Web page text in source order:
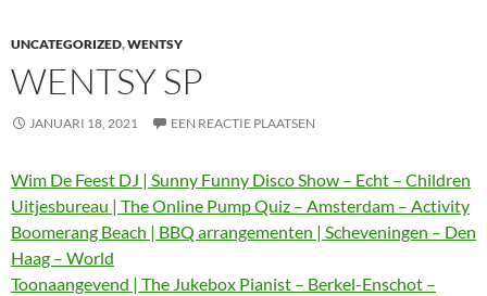
UNCATEGORIZED,WENTSY
WENTSY SP
JANUARI 18, 2021 EEN REACTIE PLAATSEN
Wim De Feest DJ | Sunny Funny Disco Show – Echt – Children
Uitjesbureau | The Online Pump Quiz – Amsterdam – Activity
Boomerang Beach | BBQ arrangementen | Scheveningen – Den
Haag – World
Toonaangevend | The Jukebox Pianist – Berkel-Enschot –